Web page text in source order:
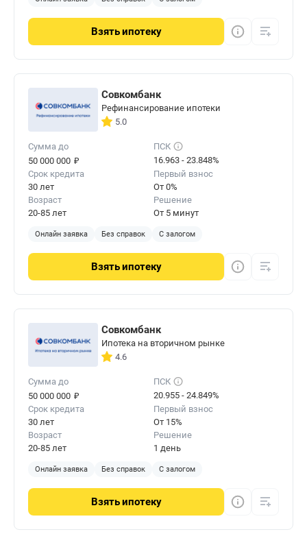
Взятьипотеку
Совкомбанк
Рефинансирование ипотеки
5.0
Сумма до
50 000 000 ₽
ПСК
16.963 - 23.848%
Срок кредита
30 лет
Первый взнос
От 0%
Возраст
20-85 лет
Решение
От 5 минут
Онлайн заявка Без справок С залогом
Взятьипотеку
Совкомбанк
Ипотека на вторичном рынке
4.6
Сумма до
50 000 000 ₽
ПСК
20.955 - 24.849%
Срок кредита
30 лет
Первый взнос
От 15%
Возраст
20-85 лет
Решение
1 день
Онлайн заявка Без справок С залогом
Взятьипотеку